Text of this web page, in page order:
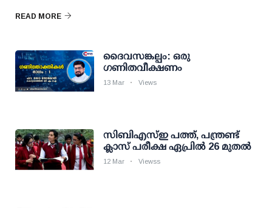
READ MORE
ദൈവസങ്കല്പം: ഒരു
ഗണിതവീക്ഷണം
13 Mar Views
സിബിഎസ്‌ഇ പത്ത്, പന്ത്രണ്ട്
ക്ലാസ് പരീക്ഷ ഏപ്രില്‍ 26 മുതൽ
12 Mar Viewss